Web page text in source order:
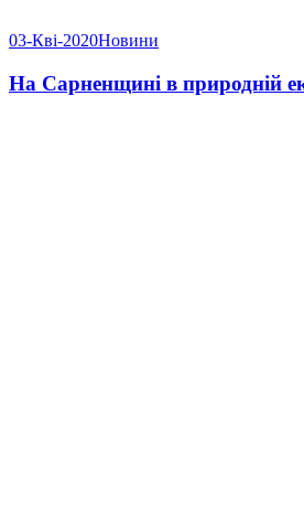
03-Кві-2020Новини
На Сарненщині в природній